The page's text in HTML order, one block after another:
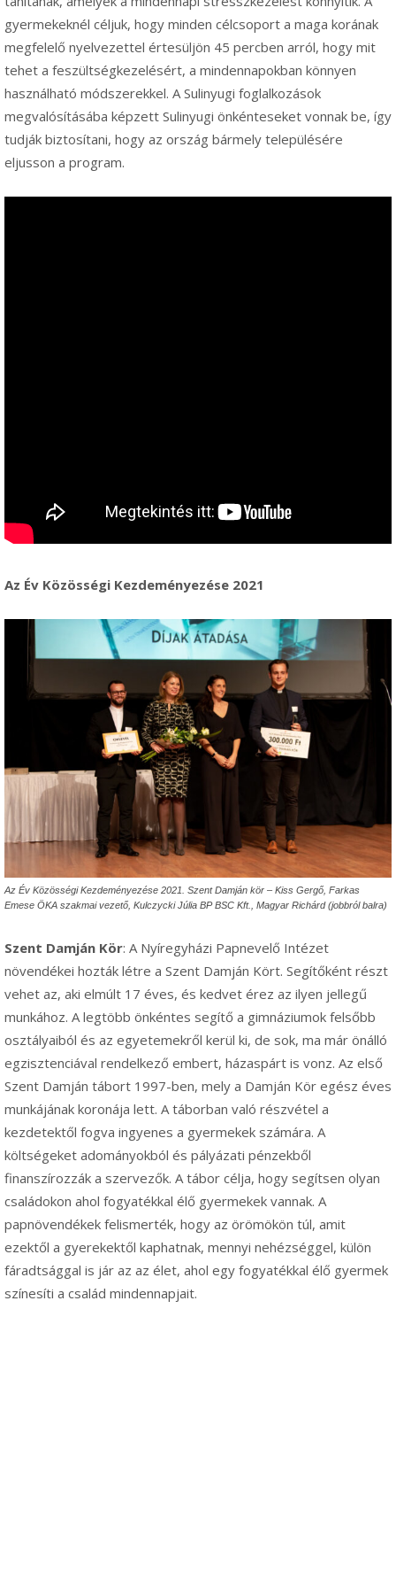
gyermekeknél céljuk, hogy minden célcsoport a maga korának
megfelelő nyelvezettel értesüljön 45 percben arról, hogy mit
tehet a feszültségkezelésért, a mindennapokban könnyen
használható módszerekkel. A Sulinyugi foglalkozások
megvalósításába képzett Sulinyugi önkénteseket vonnak be, így
tudják biztosítani, hogy az ország bármely településére
eljusson a program.
Az Év Közösségi Kezdeményezése 2021
Az Év Közösségi Kezdeményezése 2021. Szent Damján kör – Kiss Gergő, Farkas
Emese ÖKA szakmai vezető, Kulczycki Júlia BP BSC Kft., Magyar Richárd (jobbról balra)
Szent Damján Kör: A Nyíregyházi Papnevelő Intézet
növendékei hozták létre a Szent Damján Kört. Segítőként részt
vehet az, aki elmúlt 17 éves, és kedvet érez az ilyen jellegű
munkához. A legtöbb önkéntes segítő a gimnáziumok felsőbb
osztályaiból és az egyetemekről kerül ki, de sok, ma már önálló
egzisztenciával rendelkező embert, házaspárt is vonz. Az első
Szent Damján tábort 1997-ben, mely a Damján Kör egész éves
munkájának koronája lett. A táborban való részvétel a
kezdetektől fogva ingyenes a gyermekek számára. A
költségeket adományokból és pályázati pénzekből
finanszírozzák a szervezők. A tábor célja, hogy segítsen olyan
családokon ahol fogyatékkal élő gyermekek vannak. A
papnövendékek felismerték, hogy az örömökön túl, amit
ezektől a gyerekektől kaphatnak, mennyi nehézséggel, külön
fáradtsággal is jár az az élet, ahol egy fogyatékkal élő gyermek
színesíti a család mindennapjait.